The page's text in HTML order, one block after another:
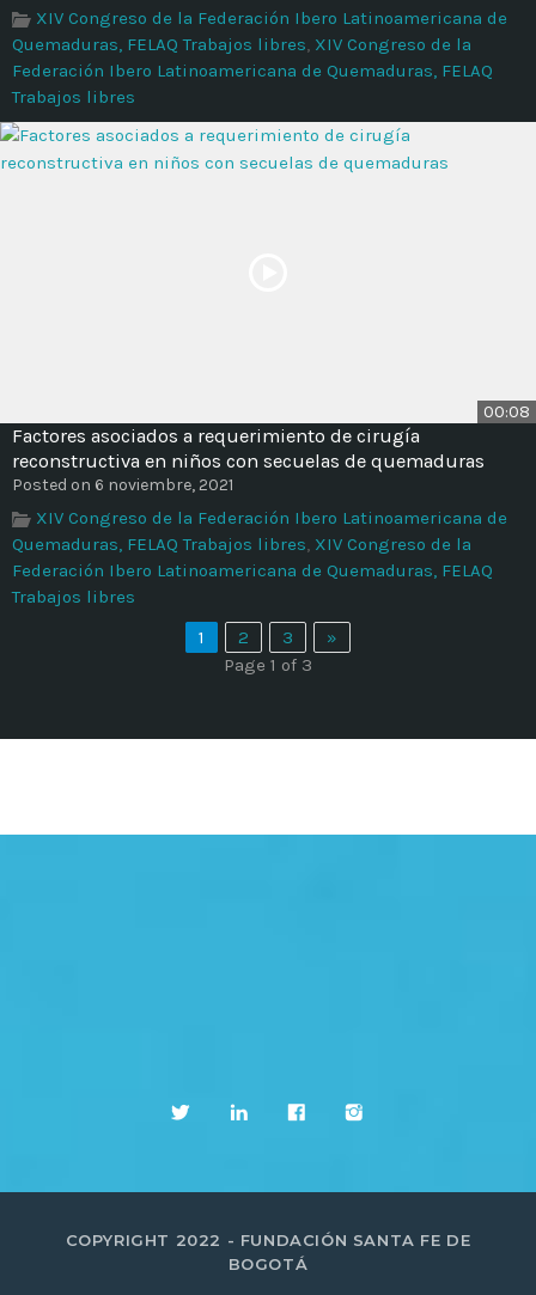
XIV Congreso de la Federación Ibero Latinoamericana de
Quemaduras, FELAQ Trabajos libres, XIV Congreso de la
Federación Ibero Latinoamericana de Quemaduras, FELAQ
Trabajos libres
00:08
Factores asociados a requerimiento de cirugía
reconstructiva en niños con secuelas de quemaduras
Posted on 6 noviembre, 2021
XIV Congreso de la Federación Ibero Latinoamericana de
Quemaduras, FELAQ Trabajos libres, XIV Congreso de la
Federación Ibero Latinoamericana de Quemaduras, FELAQ
Trabajos libres
1
2 3
»
Page 1 of 3
COPYRIGHT 2022 - FUNDACIÓN SANTA FE DE
BOGOTÁ